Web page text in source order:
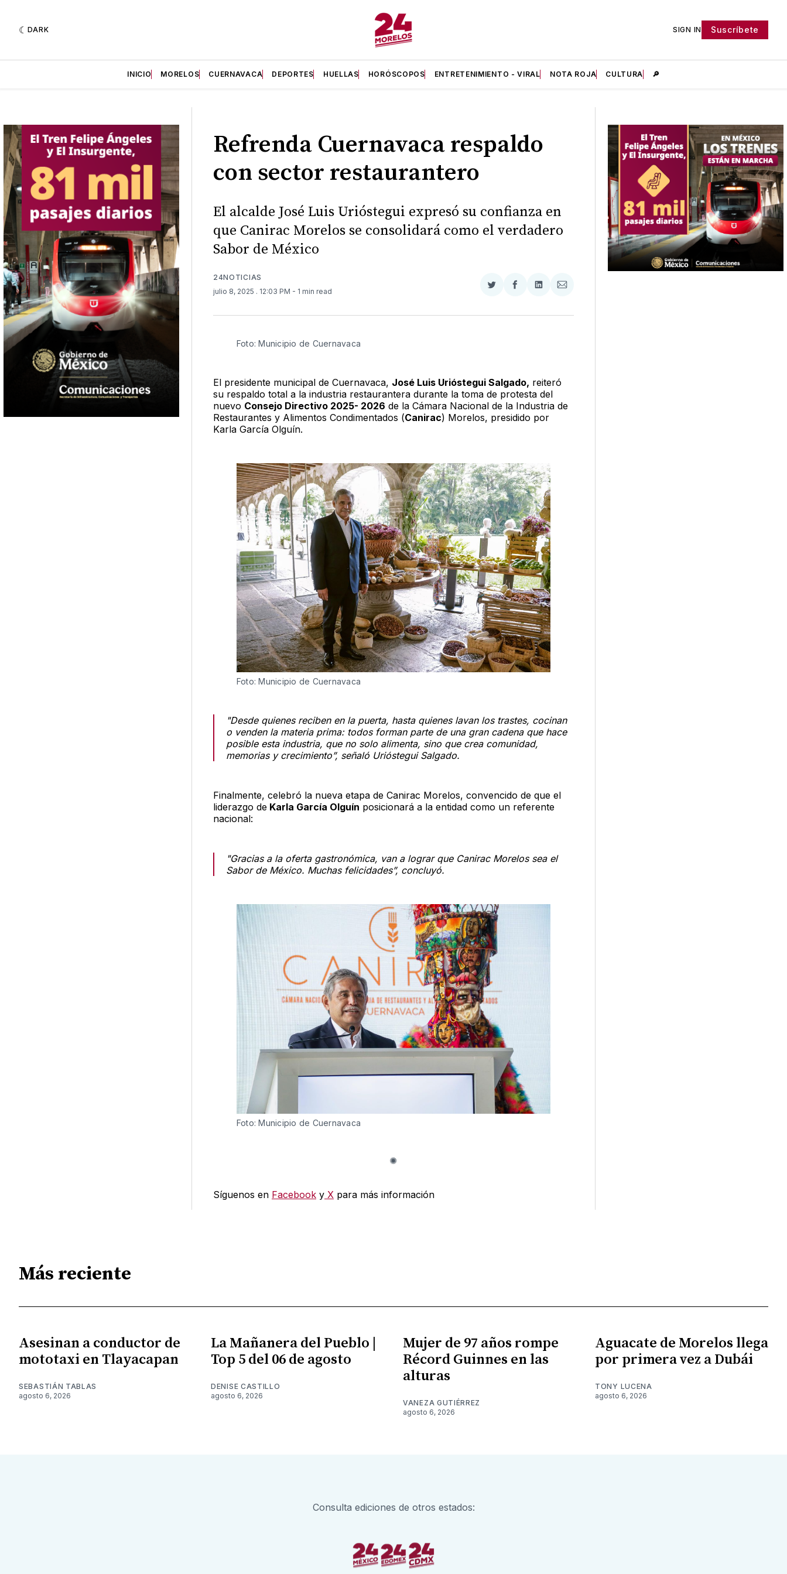
DARK SIGN IN Suscríbete
INICIO MORELOS CUERNAVACA DEPORTES HUELLAS HORÓSCOPOS ENTRETENIMIENTO - VIRAL NOTA ROJA CULTURA 🔎
Refrenda Cuernavaca respaldo
con sector restaurantero
El alcalde José Luis Urióstegui expresó su confianza en
que Canirac Morelos se consolidará como el verdadero
Sabor de México
24NOTICIAS
julio 8, 2025 . 12:03 PM - 1 min read
Compartir
Twitter
Compartir
Facebook
Compartir
LinkedIn
Compartir
Email
Foto: Municipio de Cuernavaca
El presidente municipal de Cuernavaca, José Luis Urióstegui Salgado, reiteró
su respaldo total a la industria restaurantera durante la toma de protesta del
nuevo Consejo Directivo 2025- 2026 de la Cámara Nacional de la Industria de
Restaurantes y Alimentos Condimentados (Canirac) Morelos, presidido por
Karla García Olguín.
Foto: Municipio de Cuernavaca
"Desde quienes reciben en la puerta, hasta quienes lavan los trastes, cocinan
o venden la materia prima: todos forman parte de una gran cadena que hace
posible esta industria, que no solo alimenta, sino que crea comunidad,
memorias y crecimiento”, señaló Urióstegui Salgado.
Finalmente, celebró la nueva etapa de Canirac Morelos, convencido de que el
liderazgo deKarla García Olguín posicionará a la entidad como un referente
nacional:
"Gracias a la oferta gastronómica, van a lograr que Canirac Morelos sea el
Sabor de México. Muchas felicidades”, concluyó.
Foto: Municipio de Cuernavaca
Síguenos en FacebookyX para más información
Más reciente
Asesinan a conductor de
mototaxi en Tlayacapan
SEBASTIÁN TABLAS
agosto 6, 2026
La Mañanera del Pueblo |
Top 5 del 06 de agosto
DENISE CASTILLO
agosto 6, 2026
Mujer de 97 años rompe
Récord Guinnes en las
alturas
VANEZA GUTIÉRREZ
agosto 6, 2026
Aguacate de Morelos llega
por primera vez a Dubái
TONY LUCENA
agosto 6, 2026
Consulta ediciones de otros estados: